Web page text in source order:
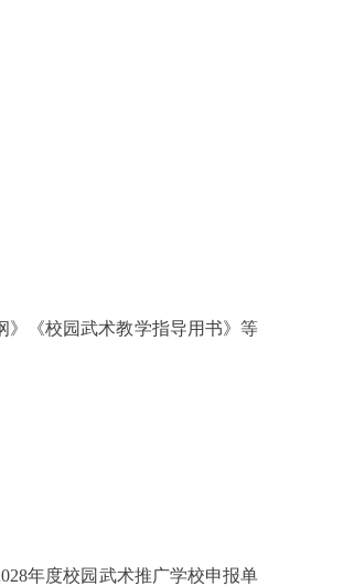
《校园武术教学指导用书》等
年度校园武术推广学校申报单